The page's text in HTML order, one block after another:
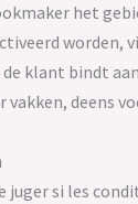
het
worden,
klant bindt
vakken,
juger si les